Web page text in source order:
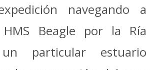
navegando a
Beagle por la Ría
un particular estuario